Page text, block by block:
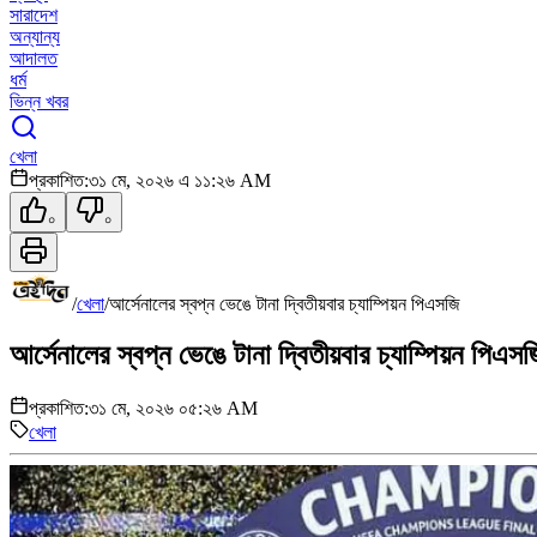
সারাদেশ
অন্যান্য
আদালত
ধর্ম
ভিন্ন খবর
খেলা
প্রকাশিত:৩১ মে, ২০২৬ এ ১১:২৬ AM
০ ০
/খেলা/আর্সেনালের স্বপ্ন ভেঙে টানা দ্বিতীয়বার চ্যাম্পিয়ন পিএসজি
আর্সেনালের স্বপ্ন ভেঙে টানা দ্বিতীয়বার চ্যাম্পিয়ন
প্রকাশিত:৩১ মে, ২০২৬ ০৫:২৬ AM
খেলা